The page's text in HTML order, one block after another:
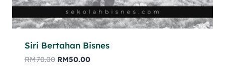
Siri Bertahan Bisnes
RM70.00 RM50.00